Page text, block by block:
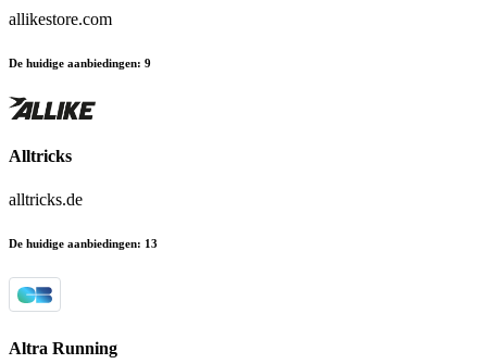
allikestore.com
De huidige aanbiedingen: 9
Alltricks
alltricks.de
De huidige aanbiedingen: 13
Altra Running